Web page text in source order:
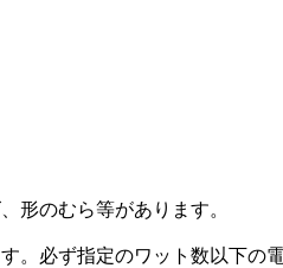
形のむら等があります。
。必ず指定のワット数以下